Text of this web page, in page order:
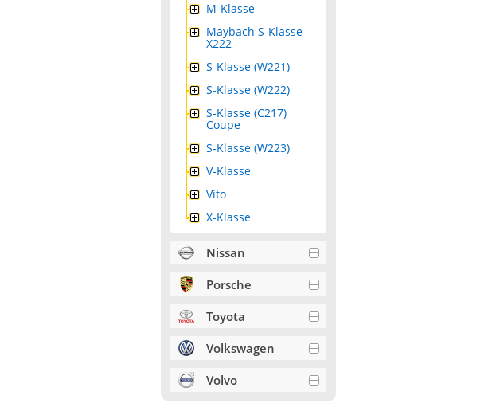
M-Klasse
Maybach S-Klasse
X222
S-Klasse (W221)
S-Klasse (W222)
S-Klasse (C217)
Coupe
S-Klasse (W223)
V-Klasse
Vito
X-Klasse
Nissan
Porsche
Toyota
Volkswagen
Volvo